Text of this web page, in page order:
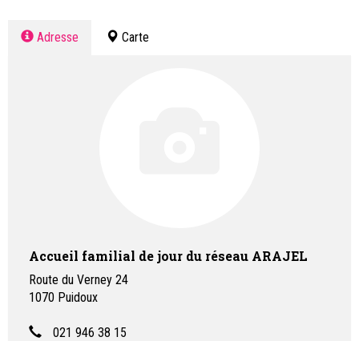
Adresse Carte
Accueil familial de jour du réseau ARAJEL
Route du Verney 24
1070 Puidoux
021 946 38 15